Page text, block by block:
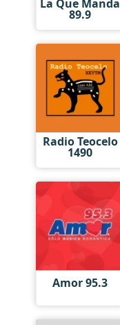
La Que Manda
89.9
Radio Teocelo
1490
Amor 95.3